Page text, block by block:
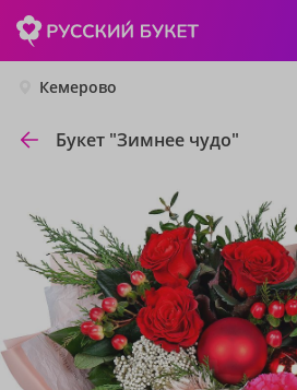
Кемерово
Букет "Зимнее чудо"